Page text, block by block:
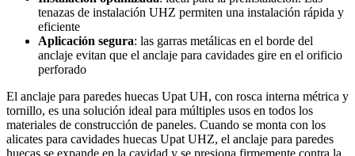
tenazas de instalación UHZ permiten una instalación rápida y
eficiente
Aplicación segura: las garras metálicas en el borde del
anclaje evitan que el anclaje para cavidades gire en el orificio
perforado
El anclaje para paredes huecas Upat UH, con rosca interna métrica y
tornillo, es una solución ideal para múltiples usos en todos los
materiales de construcción de paneles. Cuando se monta con los
alicates para cavidades huecas Upat UHZ, el anclaje para paredes
huecas se expande en la cavidad y se presiona firmemente contra la